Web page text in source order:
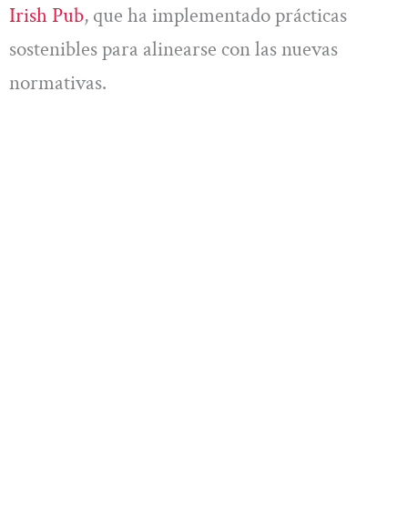
Irish Pub, que ha implementado prácticas
sostenibles para alinearse con las nuevas
normativas.